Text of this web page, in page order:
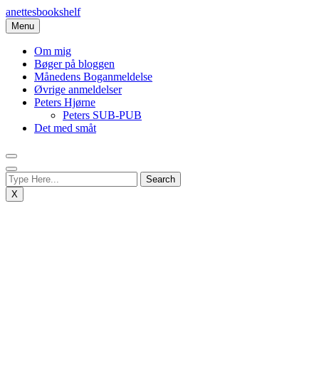
Skip
to
content
anettesbookshelf
Menu
Om mig
Bøger på bloggen
Månedens Boganmeldelse
Øvrige anmeldelser
Peters Hjørne
Peters SUB-PUB
Det med småt
X